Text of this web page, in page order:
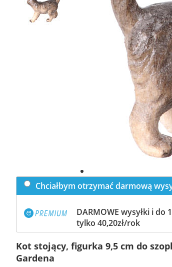
Chciałbym otrzymać darmową
DARMOWE wysyłki i do
tylko 40,20zł/rok
Kot stojący, figurka 9,5 cm do
Gardena